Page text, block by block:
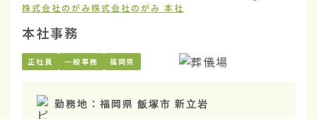
株式会社のがみ株式会社のがみ 本社
本社事務
正社員 一般事務 福岡県
勤務地： 福岡県 飯塚市 新立岩